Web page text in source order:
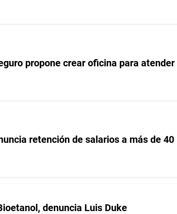
propone crear oficina para atender
retención de salarios a más de 40
denuncia Luis Duke